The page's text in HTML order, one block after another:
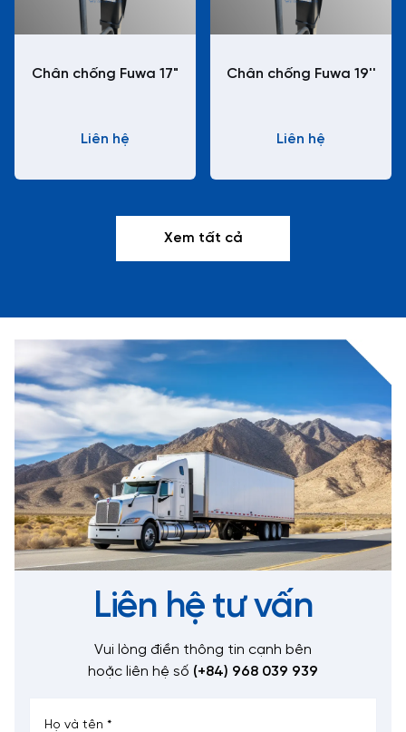
Chân chống Fuwa 17"
Liên hệ
Chân chống Fuwa 19''
Liên hệ
Xem tất cả
Liên hệ tư vấn
Vui lòng điền thông tin cạnh bên
hoặc liên hệ số (+84) 968 039 939